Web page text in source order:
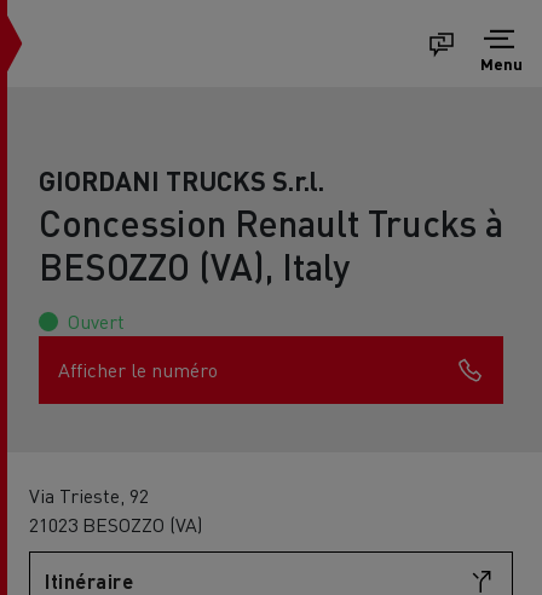
Menu
GIORDANI TRUCKS S.r.l.
Concession Renault Trucks à
BESOZZO (VA), Italy
Ouvert
Afficher le numéro
Via Trieste, 92
21023 BESOZZO (VA)
Itinéraire